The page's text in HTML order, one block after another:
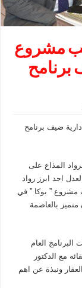
مشروع
برنامح
ضيف برنامح
المذاع على
احد ابرز رواد
” بوكا ” في
50 فدان في مكان متميز بالعاصمة
العام
مع الدكتور
ونبذة عن اهم